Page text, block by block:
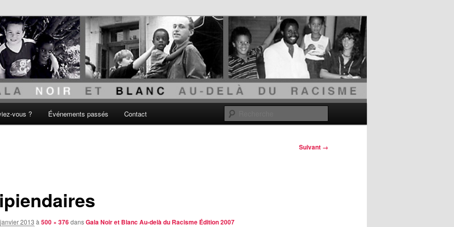
vous ? Événements passés Contact
Suivant →
2013 à 500 × 376dansGala Noir et Blanc Au-delà du Racisme Édition 2007